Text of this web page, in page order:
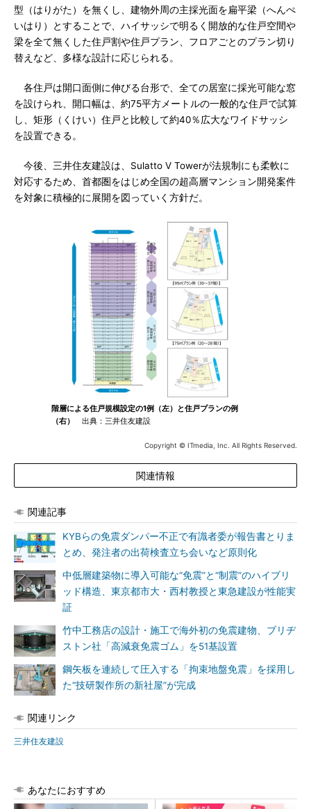
型（はりがた）を無くし、建物外周の主採光面を扁平梁（へんぺ
いはり）とすることで、ハイサッシで明るく開放的な住戸空間や
梁を全て無くした住戸割や住戸プラン、フロアごとのプラン切り
替えなど、多様な設計に応じられる。
各住戸は開口面側に伸びる台形で、全ての居室に採光可能な窓
を設けられ、開口幅は、約75平方メートルの一般的な住戸で試算
し、矩形（くけい）住戸と比較して約40％広大なワイドサッシ
を設置できる。
今後、三井住友建設は、Sulatto V Towerが法規制にも柔軟に
対応するため、首都圏をはじめ全国の超高層マンション開発案件
を対象に積極的に展開を図っていく方針だ。
階層による住戸規模設定の1例（左）と住戸プランの例
（右）
出典：三井住友建設
Copyright © ITmedia, Inc. All Rights Reserved.
関連情報
関連記事
KYBらの免震ダンパー不正で有識者委が報告書とりま
とめ、発注者の出荷検査立ち会いなど原則化
中低層建築物に導入可能な“免震”と“制震”のハイブリ
ッド構造、東京都市大・西村教授と東急建設が性能実
証
竹中工務店の設計・施工で海外初の免震建物、ブリヂ
ストン社「高減衰免震ゴム」を51基設置
鋼矢板を連続して圧入する「拘束地盤免震」を採用し
た“技研製作所の新社屋”が完成
関連リンク
三井住友建設
あなたにおすすめ